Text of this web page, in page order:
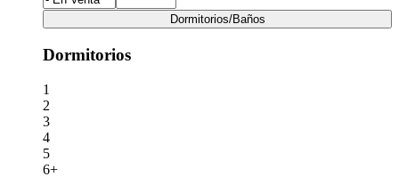
Dormitorios/Baños
Dormitorios
1
2
3
4
5
6+